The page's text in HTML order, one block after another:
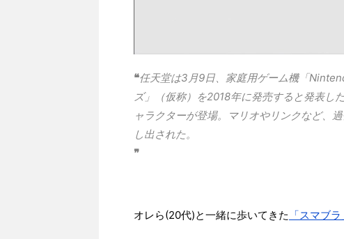
❝任天堂は3月9日、家庭用ゲーム機「
ズ」（仮称）を2018年に発売すると発表し
ャラクターが登場。マリオやリンクなど、
し出された。
❞
オレら(20代)と一緒に歩いてきた 「スマブラ